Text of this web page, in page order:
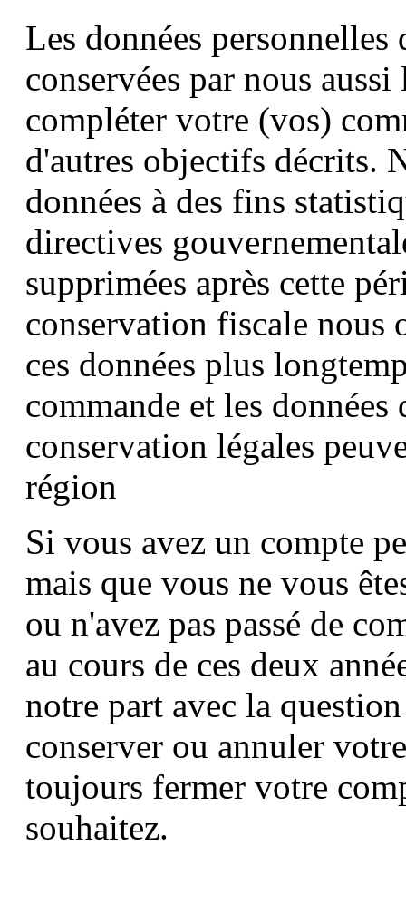
Les données
conservées par nous
compléter votre (vos)
d'autres objectifs décrits.
données à des fins
directives
supprimées après cette
conservation fiscale nous
ces données plus
commande et les
conservation légales
région
Si vous avez un compte
mais que vous ne vous
ou n'avez pas passé de
au cours de ces deux
notre part avec la
conserver ou annuler
toujours fermer votre
souhaitez.